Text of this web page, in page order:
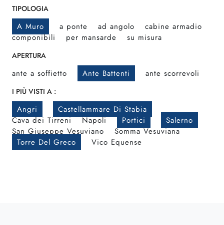
TIPOLOGIA
A Muro a ponte ad angolo
cabine armadio
componibili
per mansarde su misura
APERTURA
ante a soffietto Ante Battenti ante scorrevoli
I PIÙ VISTI A :
Angri
Castellammare Di Stabia
Cava dei Tirreni
Napoli Portici
Salerno
San Giuseppe Vesuviano
Somma Vesuviana
Torre Del Greco
Vico Equense